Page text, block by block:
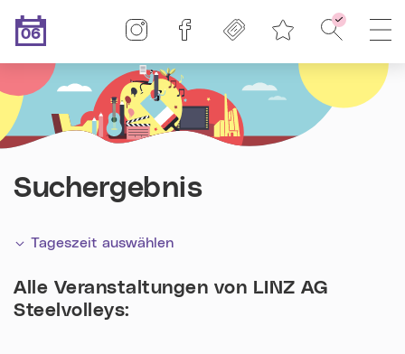
Heute ist der
06
Suche -
Freikarten
Linz-Termine auf Facebook
Linz-Termine auf Instagram
Suchergebnis
Tageszeit auswählen
Alle Veranstaltungen von LINZ AG
Steelvolleys: